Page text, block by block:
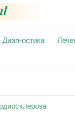
Диагностика